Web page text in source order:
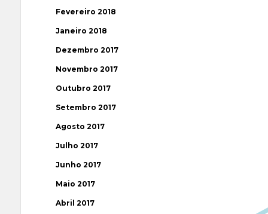
Fevereiro 2018
Janeiro 2018
Dezembro 2017
Novembro 2017
Outubro 2017
Setembro 2017
Agosto 2017
Julho 2017
Junho 2017
Maio 2017
Abril 2017